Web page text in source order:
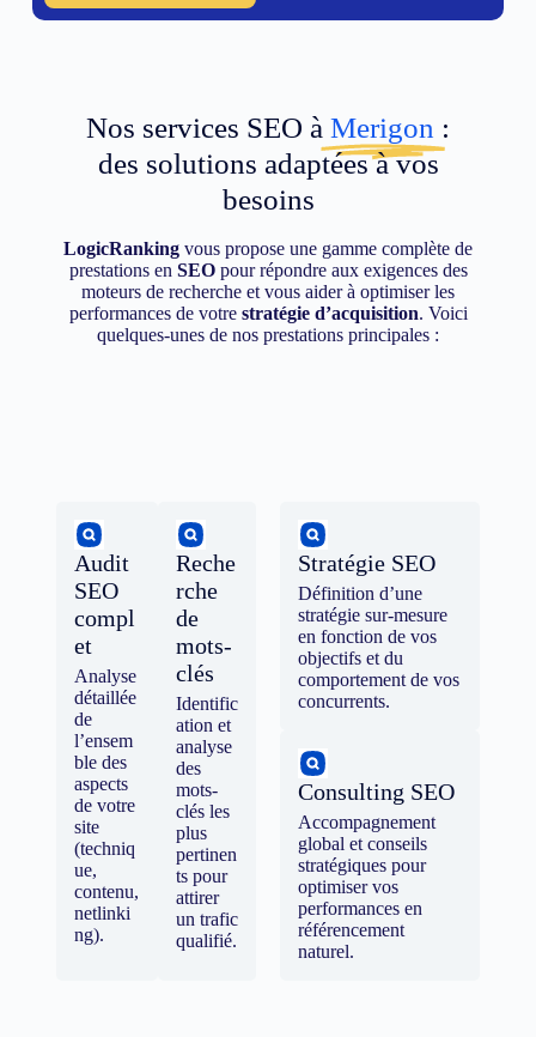
Nos services SEO à Merigon :
des solutions adaptées à vos
besoins
LogicRanking vous propose une gamme complète de
prestations en SEOpour répondre aux exigences des
moteurs de recherche et vous aider à optimiser les
performances de votre stratégie d’acquisition. Voici
quelques-unes de nos prestations principales :
Audit
SEO
compl
et
Analyse
détaillée
de
l’ensem
ble des
aspects
de votre
site
(techniq
ue,
contenu,
netlinki
ng).
Reche
rche
de
mots-
clés
Identific
ation et
analyse
des
mots-
clés les
plus
pertinen
ts pour
attirer
un trafic
qualifié.
Stratégie SEO
Définition d’une
stratégie sur-mesure
en fonction de vos
objectifs et du
comportement de vos
concurrents.
Consulting SEO
Accompagnement
global et conseils
stratégiques pour
optimiser vos
performances en
référencement
naturel.